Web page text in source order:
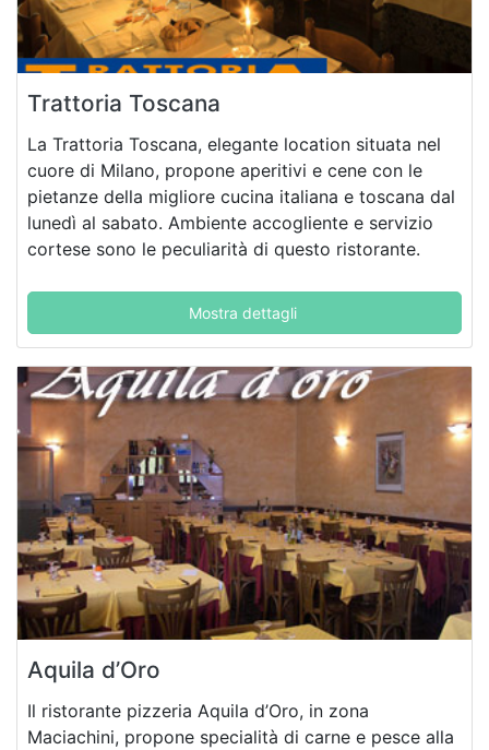
Trattoria Toscana
La Trattoria Toscana, elegante location situata nel
cuore di Milano, propone aperitivi e cene con le
pietanze della migliore cucina italiana e toscana dal
lunedì al sabato. Ambiente accogliente e servizio
cortese sono le peculiarità di questo ristorante.
Mostra dettagli
Aquila d’Oro
Il ristorante pizzeria Aquila d’Oro, in zona
Maciachini, propone specialità di carne e pesce alla